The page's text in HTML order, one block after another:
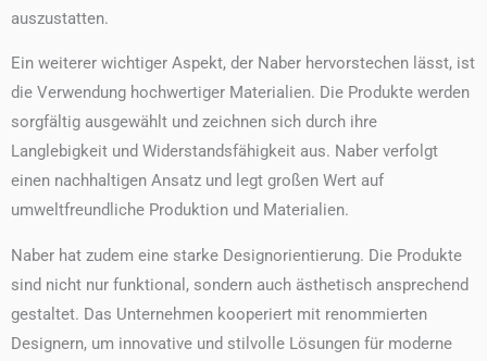
auszustatten.
Ein weiterer wichtiger Aspekt, der Naber hervorstechen lässt, ist
die Verwendung hochwertiger Materialien. Die Produkte werden
sorgfältig ausgewählt und zeichnen sich durch ihre
Langlebigkeit und Widerstandsfähigkeit aus. Naber verfolgt
einen nachhaltigen Ansatz und legt großen Wert auf
umweltfreundliche Produktion und Materialien.
Naber hat zudem eine starke Designorientierung. Die Produkte
sind nicht nur funktional, sondern auch ästhetisch ansprechend
gestaltet. Das Unternehmen kooperiert mit renommierten
Designern, um innovative und stilvolle Lösungen für moderne